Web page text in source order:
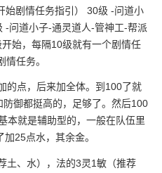
始剧情任务指引） 30级 -问道小
-问道小子-通灵道人-管神工-帮派
始，每隔10级就有一个剧情任
任务。
的点，后来加全体。到100了就
御都挺高的，足够了。然后100
本就是辅助型的，一般在队伍里
25点水，其余金。
土、水），法的3灵1敏（推荐